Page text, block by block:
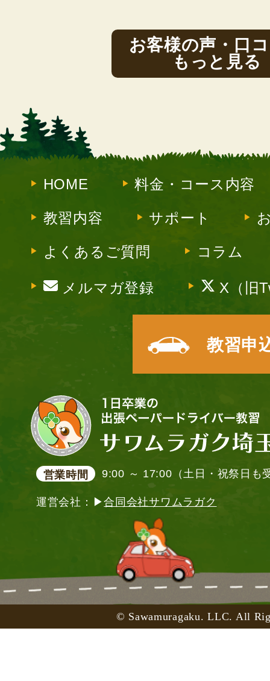
お客様の声・口
もっと見る
HOME 料金・コース内容
教習内容 サポート
よくあるご質問 コラム
メルマガ登録 X（旧
教習申
営業時間 9:00 ～ 17:00（土日・祝祭日も
運営会社：▶合同会社サワムラガク
© Sawamuragaku. LLC. All